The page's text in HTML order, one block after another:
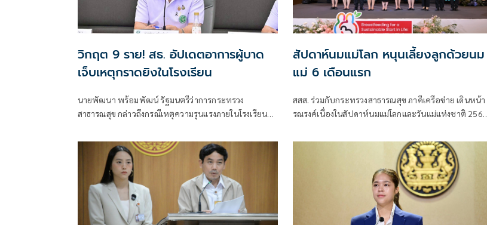
วิกฤต 9 ราย! สธ. อัปเดตอาการผู้บาด
เจ็บเหตุกราดยิงในโรงเรียน
นายพัฒนา พร้อมพัฒน์ รัฐมนตรีว่าการกระทรวง
สาธารณสุข กล่าวถึงกรณีเหตุความรุนแรงภายในโรงเรียน
ลงพื้นที่เพื่อติดตามสถานการณ์ และได้มอบหมายให้โรง
พยาบาลในสังกัดกระทรวงสาธารณสุขพื้นที่โดยรอบให้การ
ดูแลผู้บาดเจ็บอย่างดีที่สุด โดยเน้นย้ำให้ติดตามอาการผู้
ป่วยอาการหนักอย่างใกล้ชิด
สัปดาห์นมแม่โลก หนุนเลี้ยงลูกด้วยนม
แม่ 6 เดือนแรก
สสส. ร่วมกับกระทรวงสาธารณสุข ภาคีเครือข่าย เดินหน้า
รณรงค์เนื่องในสัปดาห์นมแม่โลกและวันแม่แห่งชาติ 2569
6 เดือนแรกเพื่อสร้างรากฐานเด็กไทย